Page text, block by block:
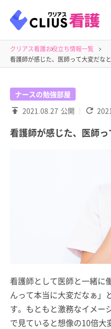
クリアス看護お役立ち情報一覧
看護師が感じた、医師って大変だな
ナースの勉強部屋
2021.08.27 公開
看護師が感じた、医師
看護師として医師と一緒に
んって本当に大変だなぁ」
す。もともと激務なイメー
で見ていると想像の10倍大